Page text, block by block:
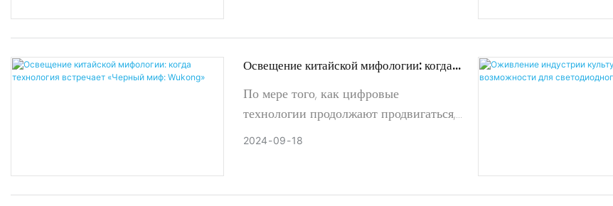
появилась в области фильма
Освещение китайской мифологии: когда
Wukong»
По мере того, как цифровые
технологии продолжают продвигаться,
технологии виртуальной реальности
2024 09 18